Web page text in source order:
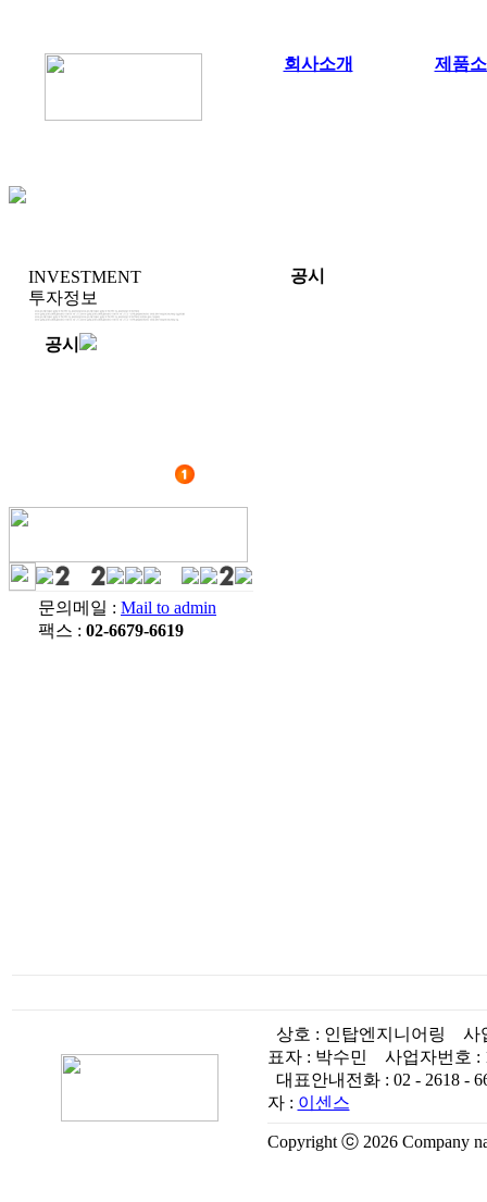
회사소개 제품
INVESTMENT
투자정보
공시
문의메일 : Mail to admin
팩스 : 02-6679-6619
공시
상호 : 인탑엔지니어링
사
표자 : 박수민
사업자번호 :
대표안내전화 : 02 - 2618 -
자 : 이센스
Copyright ⓒ 2026 Company